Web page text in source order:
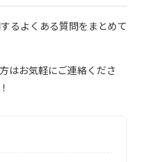
るよくある質問をまとめて
はお気軽にご連絡くださ